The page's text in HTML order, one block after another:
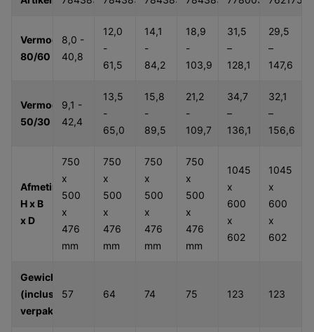
Vermogen
80/60
8,0 -
40,8
12,0
-
61,5
14,1
-
84,2
18,9
-
103,9
31,5
–
128,1
29,5
–
147,6
Vermogen
50/30
9,1 -
42,4
13,5
-
65,0
15,8
-
89,5
21,2
-
109,7
34,7
–
136,1
32,1
–
156,6
Afmetingen
H x B
x D
750
x
500
x
476
mm
750
x
500
x
476
mm
750
x
500
x
476
mm
750
x
500
x
476
mm
1045
x
600
x
602
1045
x
600
x
602
Gewicht
(inclusief
verpakking)
57 64 74 75 123 123